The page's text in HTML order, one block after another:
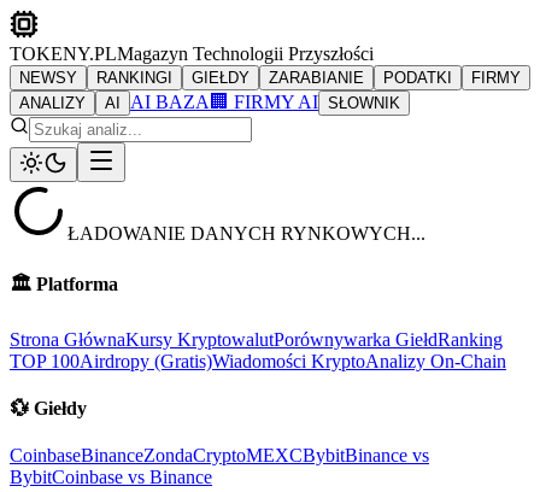
TOKENY.PLMagazyn Technologii Przyszłości
NEWSY RANKINGI GIEŁDY ZARABIANIE PODATKI
FIRMY
ANALIZY
AI AI BAZA 🏢 FIRMY AI SŁOWNIK
ŁADOWANIE DANYCH RYNKOWYCH...
🏛️ Platforma
Strona GłównaKursy KryptowalutPorównywarka GiełdRanking
TOP 100Airdropy (Gratis)Wiadomości KryptoAnalizy On-Chain
💱 Giełdy
CoinbaseBinanceZondaCryptoMEXCBybitBinance vs
BybitCoinbase vs Binance